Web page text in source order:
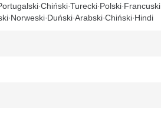
Chiński Turecki Polski Francuski
Norweski Duński Arabski Chiński Hindi